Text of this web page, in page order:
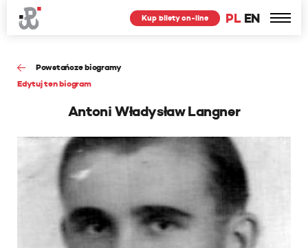
PL EN
Kup bilety on-line
Powstańcze biogramy
Edytuj ten biogram
Antoni Władysław Langner